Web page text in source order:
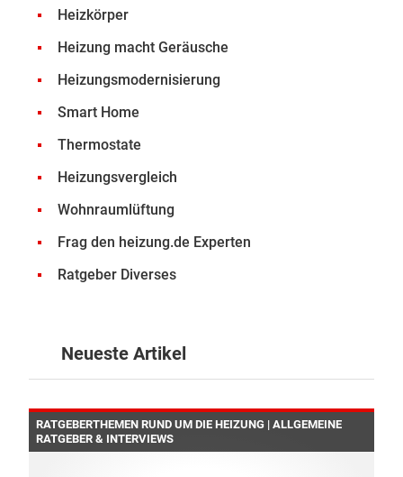
Heizkörper
Heizung macht Geräusche
Heizungsmodernisierung
Smart Home
Thermostate
Heizungsvergleich
Wohnraumlüftung
Frag den heizung.de Experten
Ratgeber Diverses
Neueste Artikel
RATGEBERTHEMEN RUND UM DIE HEIZUNG | ALLGEMEINE
RATGEBER & INTERVIEWS